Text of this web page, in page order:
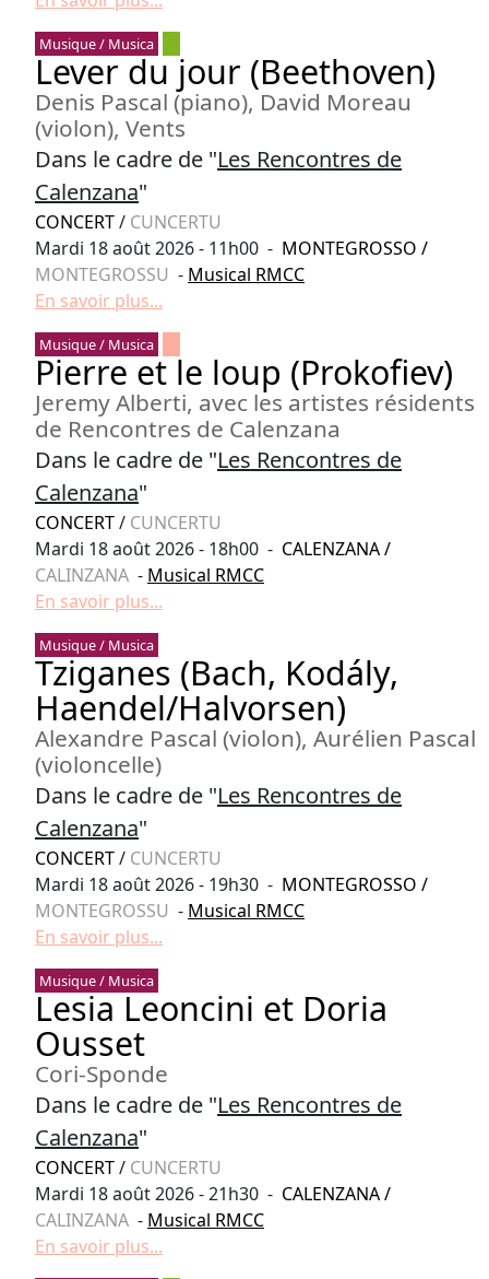
Musique / Musica
Lever du jour (Beethoven)
Denis Pascal (piano), David Moreau
(violon), Vents
Dans le cadre de "Les Rencontres de
Calenzana"
CONCERT/ CUNCERTU
Mardi 18 août 2026 - 11h00 - MONTEGROSSO /
MONTEGROSSU - Musical RMCC
En savoir plus...
Musique / Musica
Pierre et le loup (Prokofiev)
Jeremy Alberti, avec les artistes résidents
de Rencontres de Calenzana
Dans le cadre de "Les Rencontres de
Calenzana"
CONCERT/ CUNCERTU
Mardi 18 août 2026 - 18h00 - CALENZANA/
CALINZANA - Musical RMCC
En savoir plus...
Musique / Musica
Tziganes (Bach, Kodály,
Haendel/Halvorsen)
Alexandre Pascal (violon), Aurélien Pascal
(violoncelle)
Dans le cadre de "Les Rencontres de
Calenzana"
CONCERT/ CUNCERTU
Mardi 18 août 2026 - 19h30 - MONTEGROSSO /
MONTEGROSSU - Musical RMCC
En savoir plus...
Musique / Musica
Lesia Leoncini et Doria
Ousset
Cori-Sponde
Dans le cadre de "Les Rencontres de
Calenzana"
CONCERT/ CUNCERTU
Mardi 18 août 2026 - 21h30 - CALENZANA/
CALINZANA - Musical RMCC
En savoir plus...